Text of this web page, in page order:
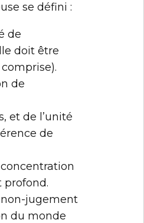
se défini :
de
doit être
de
et de l’unité
de
jugement
du monde